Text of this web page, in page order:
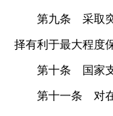
第九条 采取
择有利于最大程度
第十条 国家
第十一条 对